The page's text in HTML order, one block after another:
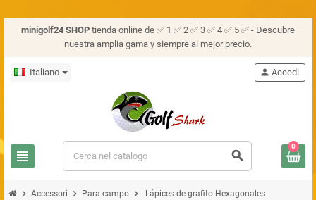
minigolf24 SHOP tienda online de ✅ 1 ✅ 2 ✅ 3 ✅ 4 ✅ 5 ✅ - Descubre
nuestra amplia gama y siempre al mejor precio.
Italiano
view_headline search
person Accedi
0
chevron_right Accessori chevron_right Para campo chevron_right Lápices de grafito Hexagonales